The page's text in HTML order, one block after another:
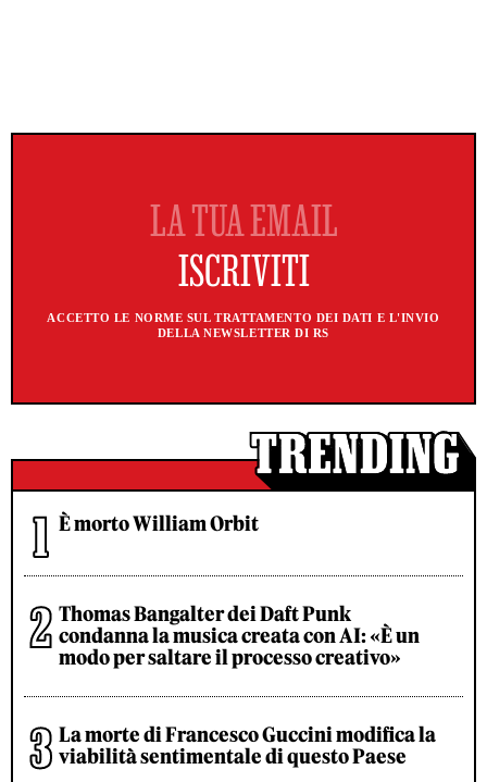
ACCETTO LE NORME SUL TRATTAMENTO DEI DATI E L'INVIO
DELLA NEWSLETTER DI RS
È morto William Orbit
Thomas Bangalter dei Daft Punk
condanna la musica creata con AI: «È un
modo per saltare il processo creativo»
La morte di Francesco Guccini modifica la
viabilità sentimentale di questo Paese